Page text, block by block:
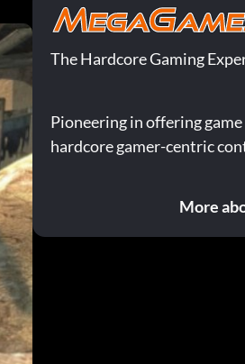
The Hardcore Gaming
Pioneering in offering
hardcore gamer-centric
More